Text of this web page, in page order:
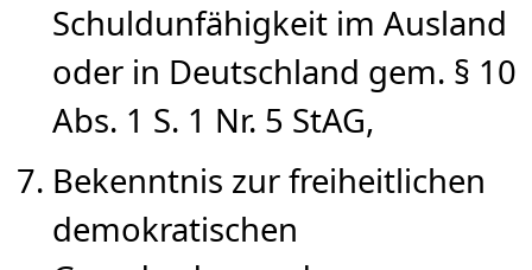
Schuldunfähigkeit im Ausland
oder in Deutschland gem. § 10
Abs. 1 S. 1 Nr. 5 StAG,
Bekenntnis zur freiheitlichen
demokratischen